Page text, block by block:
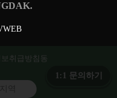
보취급방침동